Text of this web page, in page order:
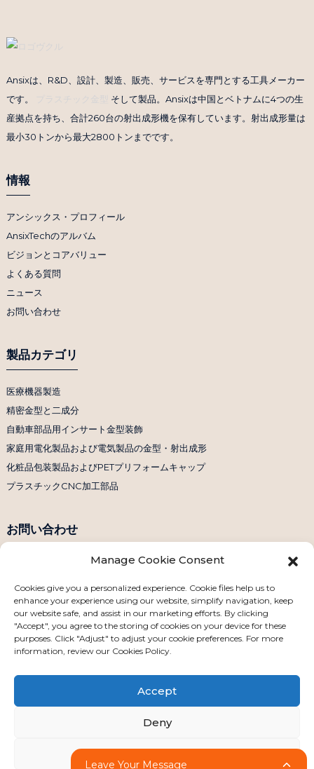
リットと課題のバランスをうまく取ることが重要です。確か
に画期的な技術ではありますが、どのようなリスクが伴うの
かをしっかりと理解しておくことが大切です。
Ansixは、R&D、設計、製造、販売、サービスを専門とする工具メーカー
です。
そして製品。Ansixは中国とベトナムに4つの生
産拠点を持ち、合計260台の射出成形機を保有しています。射出成形量は
最小30トンから最大2800トンまでです。
情報
アンシックス・プロフィール
AnsixTechのアルバム
ビジョンとコアバリュー
よくある質問
ニュース
お問い合わせ
製品カテゴリ
医療機器製造
精密金型と二成分
自動車部品用インサート金型装飾
家庭用電化製品および電気製品の金型・射出成形
化粧品包装製品およびPETプリフォームキャップ
プラスチックCNC加工部品
お問い合わせ
電話番号：+86 158 1869 2114
Eメール：info@ansixtech.com
Skype: Stephenhuang2010
WhatsApp: +86 13530645990
住所：中国深圳市龍華区観瀾衛業城工業区F棟
著作権 © 2024 無断複写・転載を禁じます
Leave Your Message
Manage Cookie Consent
Cookies give you a personalized experience. Cookie files help us to
enhance your experience using our website, simplify navigation, keep
our website safe, and assist in our marketing efforts. By clicking
"Accept", you agree to the storing of cookies on your device for these
purposes. Click "Adjust" to adjust your cookie preferences. For more
information, review our Cookies Policy.
Accept
Deny